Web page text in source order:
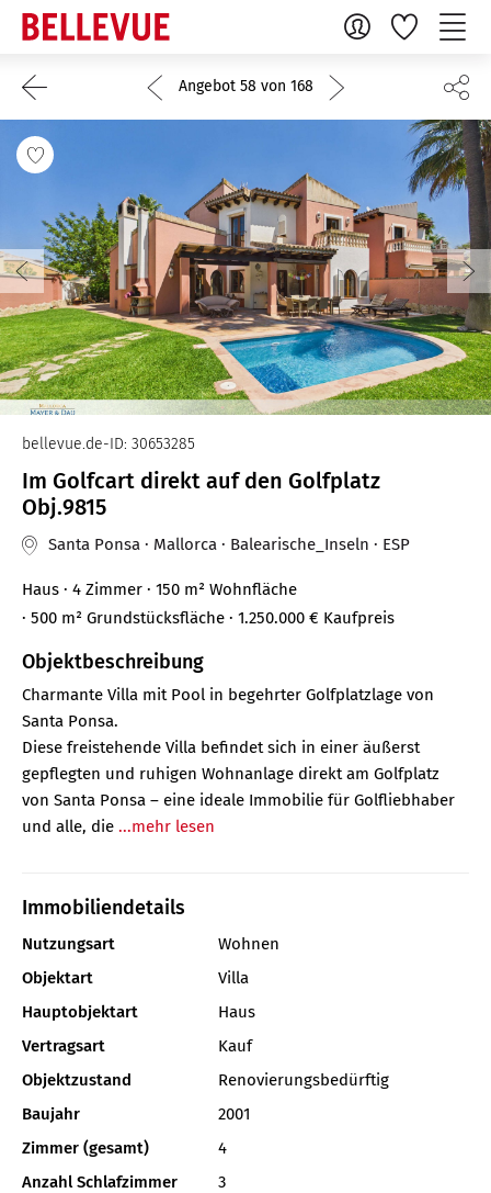
Angebot 58 von 168
bellevue.de-ID: 30653285
Im Golfcart direkt auf den Golfplatz
Obj.9815
Santa Ponsa · Mallorca · Balearische_Inseln · ESP
Haus · 4 Zimmer · 150 m² Wohnfläche
· 500 m² Grundstücksfläche · 1.250.000 € Kaufpreis
Objektbeschreibung
Charmante Villa mit Pool in begehrter Golfplatzlage von
Santa Ponsa.
Diese freistehende Villa befindet sich in einer äußerst
gepflegten und ruhigen Wohnanlage direkt am Golfplatz
von Santa Ponsa – eine ideale Immobilie für Golfliebhaber
und alle, die ...mehr lesen
Immobiliendetails
Nutzungsart
Wohnen
Objektart
Villa
Hauptobjektart
Haus
Vertragsart
Kauf
Objektzustand
Renovierungsbedürftig
Baujahr
2001
Zimmer (gesamt)
4
Anzahl Schlafzimmer
3